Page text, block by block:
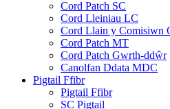
Cord Patch SC
Cord Lleiniau LC
Cord Llain y Comisiwn
Cord Patch MT
Cord Patch Gwrth-ddŵr
Canolfan Ddata MDC
Pigtail Ffibr
Pigtail Ffibr
SC Pigtail